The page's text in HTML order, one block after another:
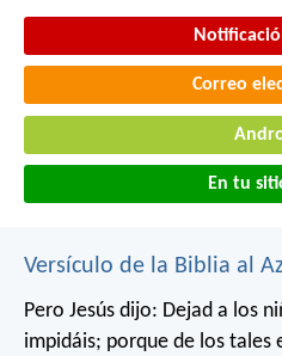
Correo
En tu
Versículo de la Biblia al
Pero Jesús dijo: Dejad a los
impidáis; porque de los tales